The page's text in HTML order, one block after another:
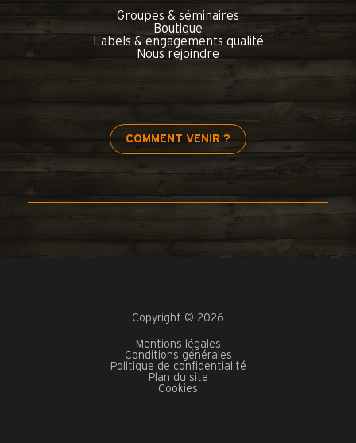
Groupes & séminaires
Boutique
Labels & engagements qualité
Nous rejoindre
COMMENT VENIR ?
Copyright © 2026
Mentions légales
Conditions générales
Politique de confidentialité
Plan du site
Cookies